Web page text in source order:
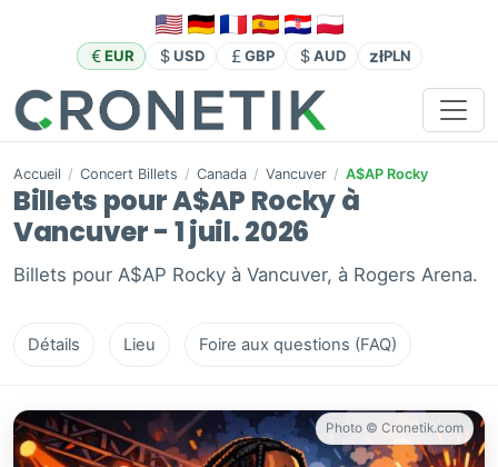
EUR USD GBP AUD złPLN
Accueil / Concert Billets / Canada / Vancuver / A$AP Rocky
Billets pour A$AP Rocky à
Vancuver - 1 juil. 2026
Billets pour A$AP Rocky à Vancuver, à Rogers Arena.
Détails Lieu Foire aux questions (FAQ)
Photo © Cronetik.com